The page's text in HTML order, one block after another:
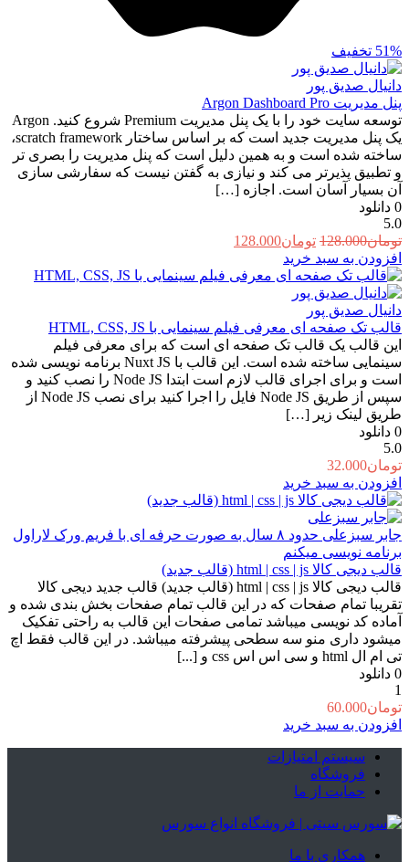
51% تخفیف
دانیال صدیق پور
پنل مدیریت Argon Dashboard Pro
توسعه سایت خود را با یک پنل مدیریت Premium شروع کنید. Argon
یک پنل مدیریت جدید است که بر اساس ساختار scratch framework،
ساخته شده است و به همین دلیل است که پنل مدیریت را بصری تر
و تطبیق پذیرتر می کند و نیازی به گفتن نیست که سفارشی سازی
آن بسیار آسان است. اجازه […]
0 دانلود
5.0
تومان128.000 قیمت
اصلی:
تومان128.000
بود.
تومان128.000
تومان128.000.
افزودن به سبد خرید
دانیال صدیق پور
قالب تک صفحه ای معرفی فیلم سینمایی با HTML, CSS, JS
این قالب یک قالب تک صفحه ای است که برای معرفی فیلم
سینمایی ساخته شده است. این قالب با Nuxt JS برنامه نویسی شده
است و برای اجرای قالب لازم است ابتدا Node JS را نصب کنید و
سپس از طریق Node JS فایل را اجرا کنید برای نصب Node JS از
طریق لینک زیر […]
0 دانلود
5.0
تومان32.000
افزودن به سبد خرید
جابر سبزعلی
حدود ۸ سال به صورت حرفه ای با فریم ورک لاراول
برنامه نویسی میکنم
قالب دیجی کالا html | css | js (قالب جدید)
قالب دیجی کالا html | css | js (قالب جدید) قالب جدید دیجی کالا
تقریبا تمام صفحات که در این قالب تمام صفحات بخش بندی شده و
آماده کد نویسی میباشد تمامی صفحات این قالب به راحتی تفکیک
میشود داری منو سه سطحی پیشرفته میباشد. در این قالب فقط اچ
تی ام ال html و سی اس اس css و [...]
0 دانلود
1
تومان60.000
افزودن به سبد خرید
سیستم امتیازات
فروشگاه
حمایت از ما
همکاری با ما